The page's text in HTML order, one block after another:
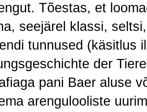
Tõestas, et
seejärel klassi,
tunnused (käsitlus
der
pani Baer aluse
arengulooliste